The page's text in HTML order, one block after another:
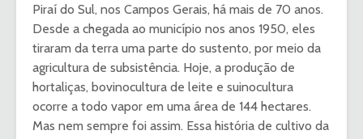
Piraí do Sul, nos Campos Gerais, há mais de 70 anos.
Desde a chegada ao município nos anos 1950, eles
tiraram da terra uma parte do sustento, por meio da
agricultura de subsistência. Hoje, a produção de
hortaliças, bovinocultura de leite e suinocultura
ocorre a todo vapor em uma área de 144 hectares.
Mas nem sempre foi assim. Essa história de cultivo da